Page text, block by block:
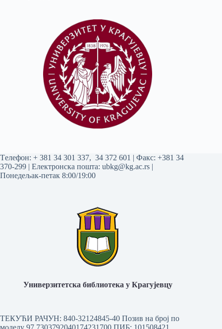
Tелефон: + 381 34 301 337, 34 372 601 | Факс: +381 34
370-299 | Електронска пошта: ubkg@kg.ac.rs |
Понедељак-петак 8:00/19:00
Универзитетска библиотека у Крагујевцу
ТЕКУЋИ РАЧУН: 840-32124845-40 Позив на број по
моделу 97 7303792040174231700 ПИБ: 101508421,